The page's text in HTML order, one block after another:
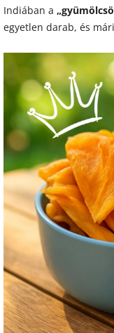
Indiában a
egyetlen darab, és